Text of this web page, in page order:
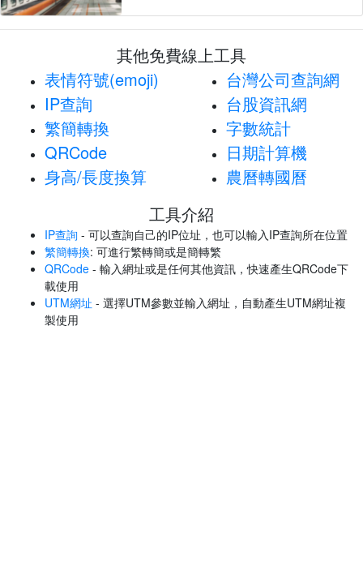
其他免費線上工具
表情符號(emoji)
IP查詢
繁簡轉換
QRCode
身高/長度換算
台灣公司查詢網
台股資訊網
字數統計
日期計算機
農曆轉國曆
工具介紹
IP查詢 - 可以查詢自己的IP位址，也可以輸入IP查詢所在位置
繁簡轉換: 可進行繁轉簡或是簡轉繁
QRCode - 輸入網址或是任何其他資訊，快速產生QRCode下
載使用
UTM網址 - 選擇UTM參數並輸入網址，自動產生UTM網址複
製使用